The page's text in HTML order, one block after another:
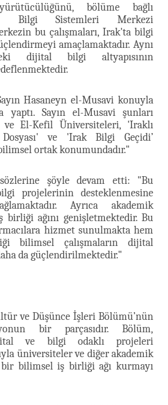
bölüme bağlı
Bilgi Sistemleri Merkezi
bu çalışmaları, Irak'ta bilgi
amaçlamaktadır. Aynı
dijital bilgi altyapısının
Hasaneyn el-Musavi konuyla
Sayın el-Musavi şunları
El-Kefil Üniversiteleri, 'Iraklı
ve 'Irak Bilgi Geçidi’
ortak konumundadır."
şöyle devam etti: "Bu
projelerinin desteklenmesine
Ayrıca akademik
ağını genişletmektedir. Bu
hizmet sunulmakta hem
bilimsel çalışmaların dijital
da güçlendirilmektedir."
ve Düşünce İşleri Bölümü’nün
bir parçasıdır. Bölüm,
ve bilgi odaklı projeleri
üniversiteler ve diğer akademik
bilimsel iş birliği ağı kurmayı